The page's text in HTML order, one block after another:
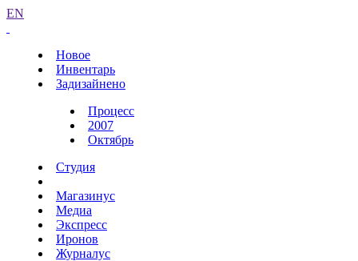
EN
Новое
Инвентарь
Задизайнено
Процесс
2007
Октябрь
Студия
Магазинус
Медиа
Экспресс
Иронов
Журналус